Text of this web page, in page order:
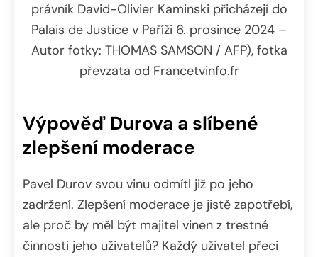
právník David-Olivier Kaminski přicházejí do
Palais de Justice v Paříži 6. prosince 2024 –
Autor fotky: THOMAS SAMSON / AFP), fotka
převzata od Francetvinfo.fr
Výpověď Durova a slíbené
zlepšení moderace
Pavel Durov svou vinu odmítl již po jeho
zadržení. Zlepšení moderace je jistě zapotřebí,
ale proč by měl být majitel vinen z trestné
činnosti jeho uživatelů? Každý uživatel přeci